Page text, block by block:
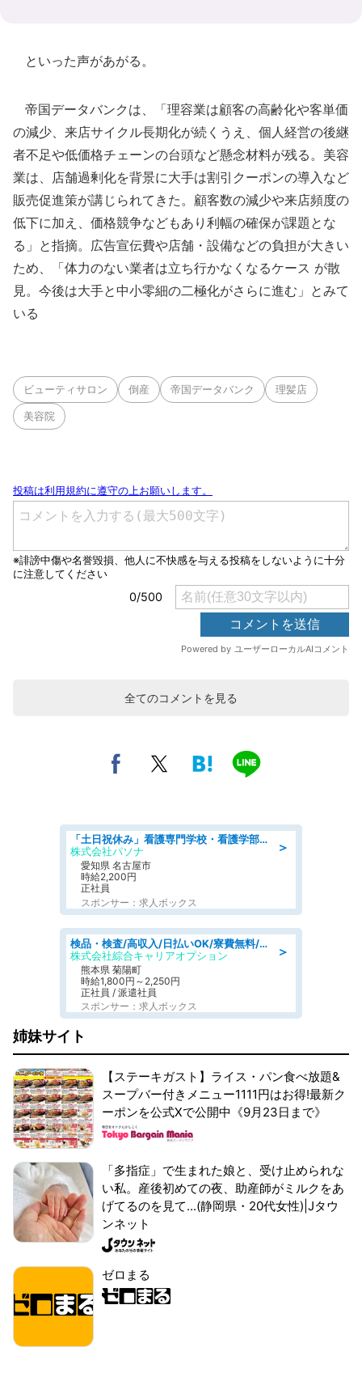
といった声があがる。
帝国データバンクは、「理容業は顧客の高齢化や客単価
の減少、来店サイクル長期化が続くうえ、個人経営の後継
者不足や低価格チェーンの台頭など懸念材料が残る。美容
業は、店舗過剰化を背景に大手は割引クーポンの導入など
販売促進策が講じられてきた。顧客数の減少や来店頻度の
低下に加え、価格競争などもあり利幅の確保が課題とな
る」と指摘。広告宣伝費や店舗・設備などの負担が大きい
ため、「体力のない業者は立ち行かなくなるケース が散
見。今後は大手と中小零細の二極化がさらに進む」とみて
いる
ビューティサロン 倒産 帝国データバンク 理髪店
美容院
全てのコメントを見る
＞
「土日祝休み」看護専門学校・看護学部での教員業務/高時給/要資格:保健師、正看護師
株式会社パソナ
愛知県 名古屋市
時給2,200円
正社員
スポンサー：求人ボックス
＞
検品・検査/高収入/日払いOK/寮費無料/日勤/20・30・40代活躍中
株式会社綜合キャリアオプション
熊本県 菊陽町
時給1,800円～2,250円
正社員 / 派遣社員
スポンサー：求人ボックス
姉妹サイト
【ステーキガスト】ライス・パン食べ放題&
スープバー付きメニュー1111円はお得!最新ク
ーポンを公式Xで公開中《9月23日まで》
「多指症」で生まれた娘と、受け止められな
い私。産後初めての夜、助産師がミルクをあ
げてるのを見て...(静岡県・20代女性)|Jタウ
ンネット
ゼロまる